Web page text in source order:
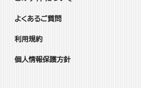
よくあるご質問
利用規約
個人情報保護方針